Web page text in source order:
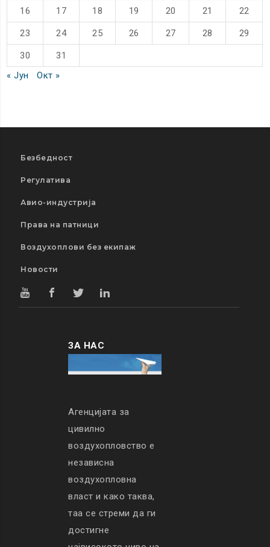
16 17 18 19 20 21 22
23 24 25 26 27 28 29
30
31
« Јун
Окт »
Безбедност
Регулатива
Авио-индустрија
Права на патници
Воздухоплови без екипаж
Новости
ЗА НАС
Агенцијата за
цивилно
воздухопловство е
независна
воздухопловна
власт и како таква,
таа се стреми да ги
достигне